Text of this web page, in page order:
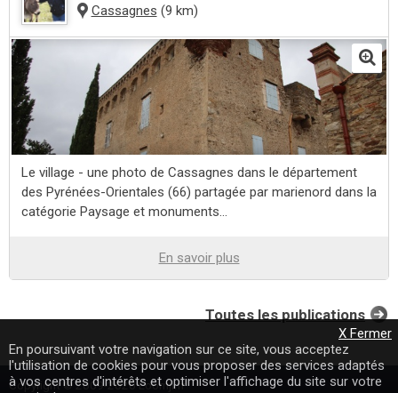
Cassagnes (9 km)
Le village - une photo de Cassagnes dans le département
des Pyrénées-Orientales (66) partagée par marienord dans la
catégorie Paysage et monuments...
En savoir plus
Toutes les publications
Copyright © 2009-2020 Loomji.fr
X Fermer
En poursuivant votre navigation sur ce site, vous acceptez
l'utilisation de cookies pour vous proposer des services adaptés
à vos centres d'intérêts et optimiser l'affichage du site sur votre